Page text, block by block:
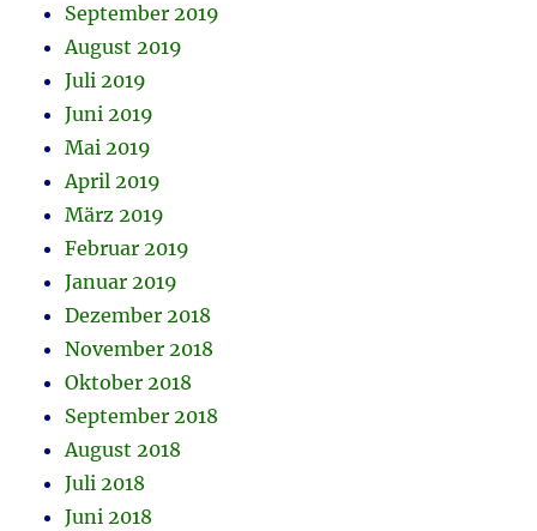
September 2019
August 2019
Juli 2019
Juni 2019
Mai 2019
April 2019
März 2019
Februar 2019
Januar 2019
Dezember 2018
November 2018
Oktober 2018
September 2018
August 2018
Juli 2018
Juni 2018